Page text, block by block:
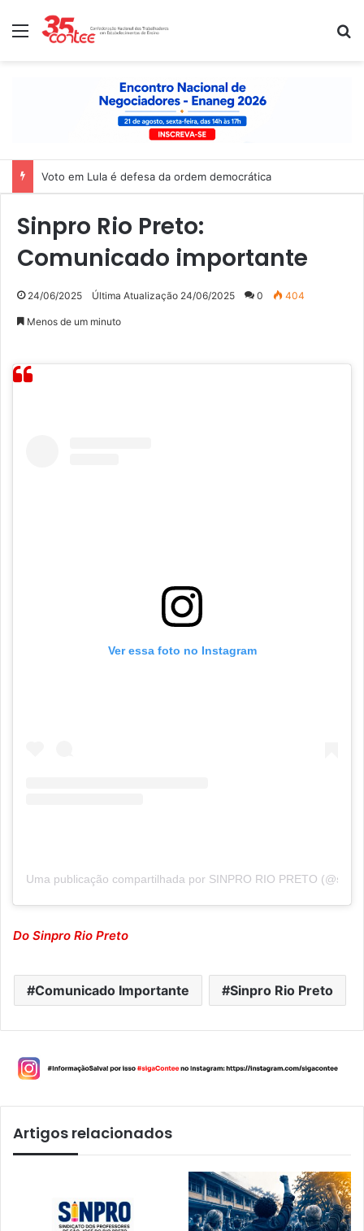
Menu
Voto em Lula é defesa da ordem democrática
Sinpro Rio Preto:
Comunicado importante
24/06/2025 Última Atualização 24/06/2025 0 404
Menos de um minuto
Ver essa foto no Instagram
Uma publicação compartilhada por SINPRO RIO PRETO
Do Sinpro Rio Preto
Comunicado Importante Sinpro Rio Preto
Artigos relacionados